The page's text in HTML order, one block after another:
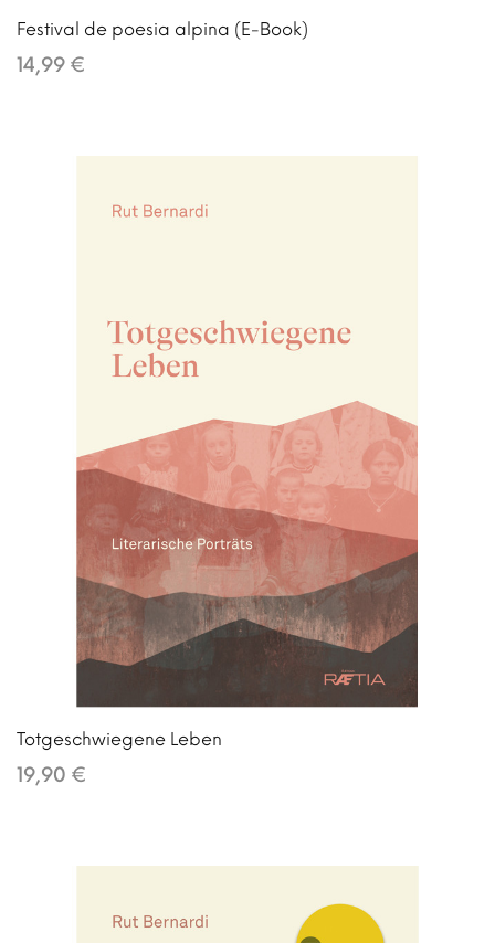
Festival de poesia alpina (E-Book)
14,99 €
Totgeschwiegene Leben
19,90 €